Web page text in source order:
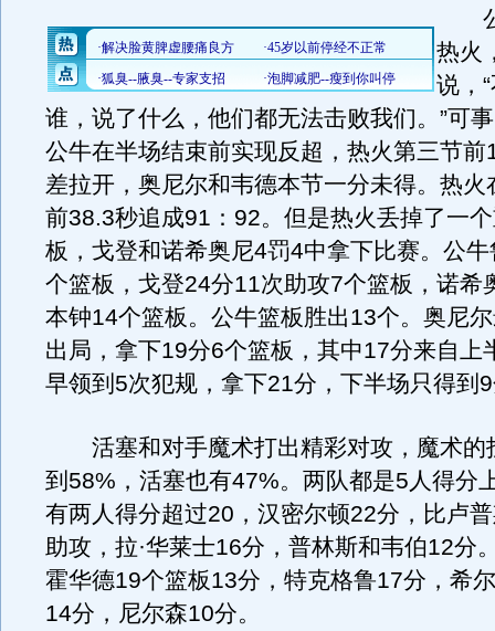
公
热火
说，
谁，说了什么，他们都无法击败我们。”可
公牛在半场结束前实现反超，热火第三节前
差拉开，奥尼尔和韦德本节一分未得。热火
前38.3秒追成91：92。但是热火丢掉了一
板，戈登和诺希奥尼4罚4中拿下比赛。公
个篮板，戈登24分11次助攻7个篮板，诺希
本钟14个篮板。公牛篮板胜出13个。奥尼
出局，拿下19分6个篮板，其中17分来自上
早领到5次犯规，拿下21分，下半场只得到
活塞和对手魔术打出精彩对攻，魔术的
到58%，活塞也有47%。两队都是5人得分
有两人得分超过20，汉密尔顿22分，比卢
助攻，拉·华莱士16分，普林斯和韦伯12分
霍华德19个篮板13分，特克格鲁17分，希
14分，尼尔森10分。